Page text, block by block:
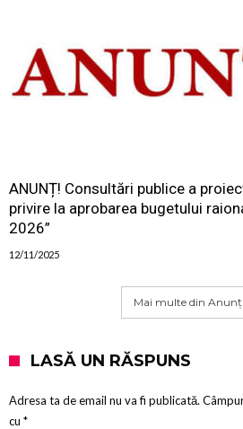
ANUNȚ! Consultări publice a
privire la aprobarea bugetului
2026”
12/11/2025
Mai multe din
LASĂ UN RĂSPUNS
Adresa ta de email nu va fi publicată.
cu *